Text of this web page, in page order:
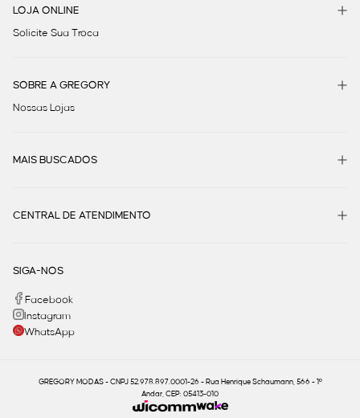
LOJA ONLINE
Solicite Sua Troca
SOBRE A GREGORY
Nossas Lojas
MAIS BUSCADOS
CENTRAL DE ATENDIMENTO
SIGA-NOS
Facebook
Instagram
WhatsApp
GREGORY MODAS - CNPJ 52.978.897.0001-26 - Rua Henrique Schaumann, 566 - 1º
Andar, CEP: 05413-010